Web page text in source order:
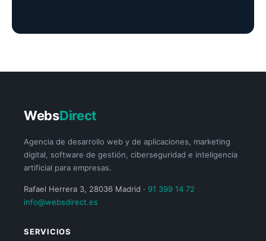
WebsDirect
Agencia de desarrollo web y de aplicaciones, marketing
digital, software de gestión, ciberseguridad e inteligencia
artificial para empresas.
Rafael Herrera 3, 28036 Madrid · 91 399 14 72
info@websdirect.es
SERVICIOS